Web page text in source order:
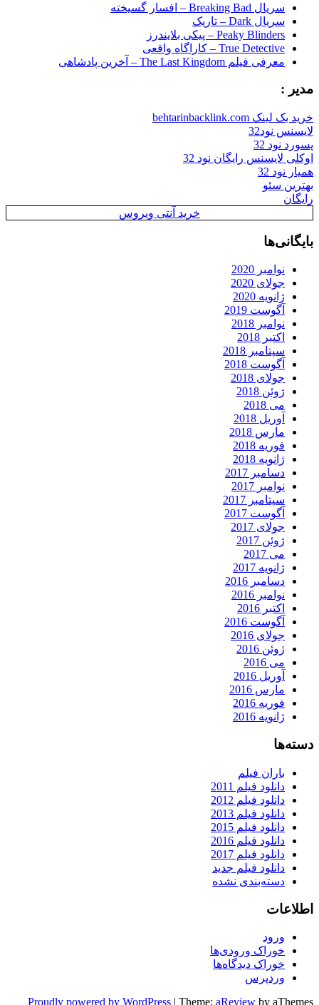
سریال Breaking Bad – افسار گسیخته
سریال Dark – تاریک
Peaky Blinders – پیکی بلایندرز
True Detective – کاراگاه واقعی
معرفی فیلم The Last Kingdom – آخرین پادشاهی
مدیر :
خرید بک لینک behtarinbacklink.com
لایسنس نود32
پسورد نود 32
اوکلی لایسنس رایگان نود 32
همیار نود 32
بهترین سئو
رایگان
خرید آنتی ویروس
بایگانی‌ها
نوامبر 2020
جولای 2020
ژانویه 2020
آگوست 2019
نوامبر 2018
اکتبر 2018
سپتامبر 2018
آگوست 2018
جولای 2018
ژوئن 2018
می 2018
آوریل 2018
مارس 2018
فوریه 2018
ژانویه 2018
دسامبر 2017
نوامبر 2017
سپتامبر 2017
آگوست 2017
جولای 2017
ژوئن 2017
می 2017
ژانویه 2017
دسامبر 2016
نوامبر 2016
اکتبر 2016
آگوست 2016
جولای 2016
ژوئن 2016
می 2016
آوریل 2016
مارس 2016
فوریه 2016
ژانویه 2016
دسته‌ها
باران فیلم
دانلود فیلم 2011
دانلود فیلم 2012
دانلود فیلم 2013
دانلود فیلم 2015
دانلود فیلم 2016
دانلود فیلم 2017
دانلود فیلم جدید
دسته‌بندی نشده
اطلاعات
ورود
خوراک ورودی‌ها
خوراک دیدگاه‌ها
وردپرس
Proudly powered by WordPress | Theme: aReview by aThemes